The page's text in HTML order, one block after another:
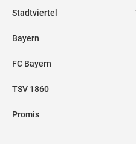
Stadtviertel
Bayern
FC Bayern
TSV 1860
Promis